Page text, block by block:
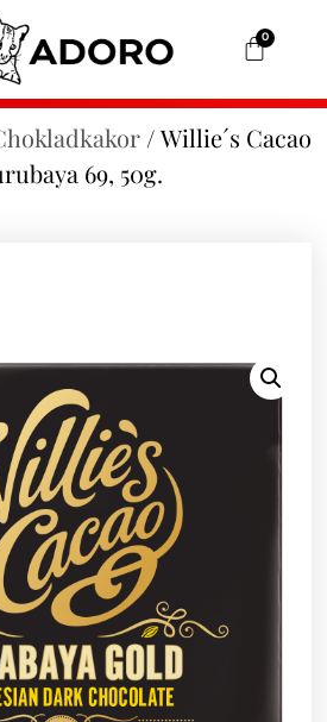
0
/ Willie´s Cacao
69, 50g.